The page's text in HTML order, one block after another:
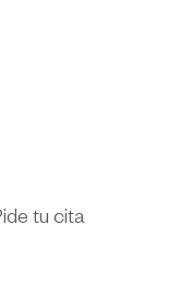
tu cita